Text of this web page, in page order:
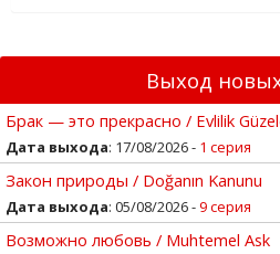
Выход
Брак — это прекрасно / Evlilik
Дата выхода: 17/08/2026 - 1 серия
Закон природы / Doğanın Kanunu
Дата выхода: 05/08/2026 -9 серия
Возможно любовь / Muhtemel Ask